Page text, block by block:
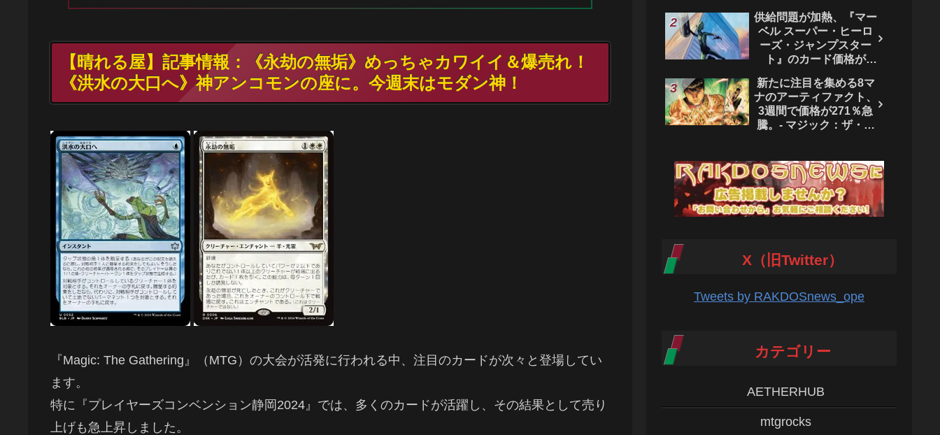
【晴れる屋】記事情報：《永劫の無垢》めっちゃカワイイ＆爆売れ！
《洪水の大口へ》神アンコモンの座に。今週末はモダン神！
『Magic: The Gathering』（MTG）の大会が活発に行われる中、注目のカードが次々と登場してい
ます。
特に『プレイヤーズコンベンション静岡2024』では、多くのカードが活躍し、その結果として売り
上げも急上昇しました。
供給問題が加熱、『マー
ベル スーパー・ヒーロ
ーズ・ジャンプスター
ト』のカード価格が
ク：ザ・ギャザリング
新たに注目を集める8マ
ナのアーティファクト、
3週間で価格が271％急
騰。- マジック：ザ・ギ
X（旧Twitter）
Tweets by RAKDOSnews_ope
カテゴリー
AETHERHUB
mtgrocks